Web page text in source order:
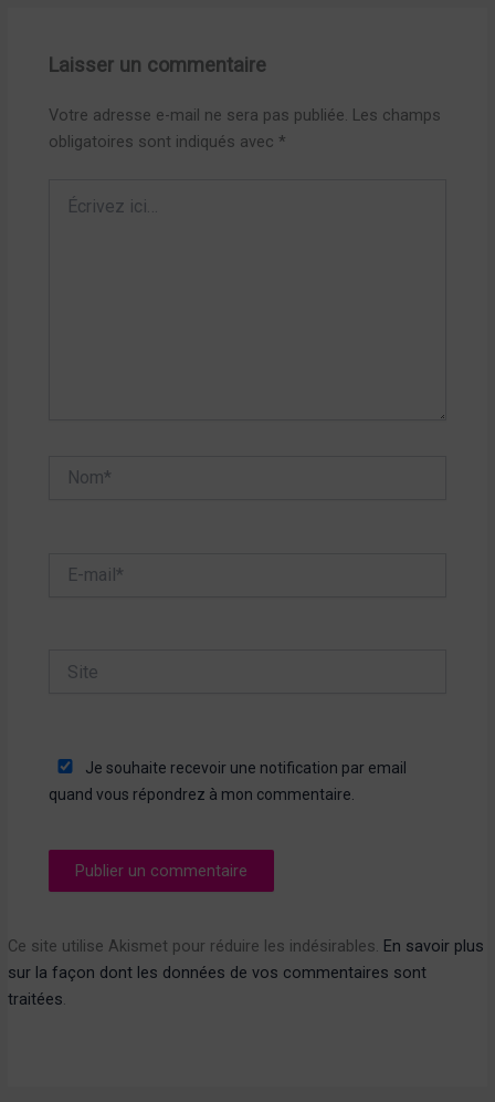
Laisser un commentaire
Votre adresse e-mail ne sera pas publiée. Les champs
obligatoires sont indiqués avec *
ici…
mail*
Je souhaite recevoir une notification par email
quand vous répondrez à mon commentaire.
Ce site utilise Akismet pour réduire les indésirables. En savoir plus
sur la façon dont les données de vos commentaires sont
traitées.